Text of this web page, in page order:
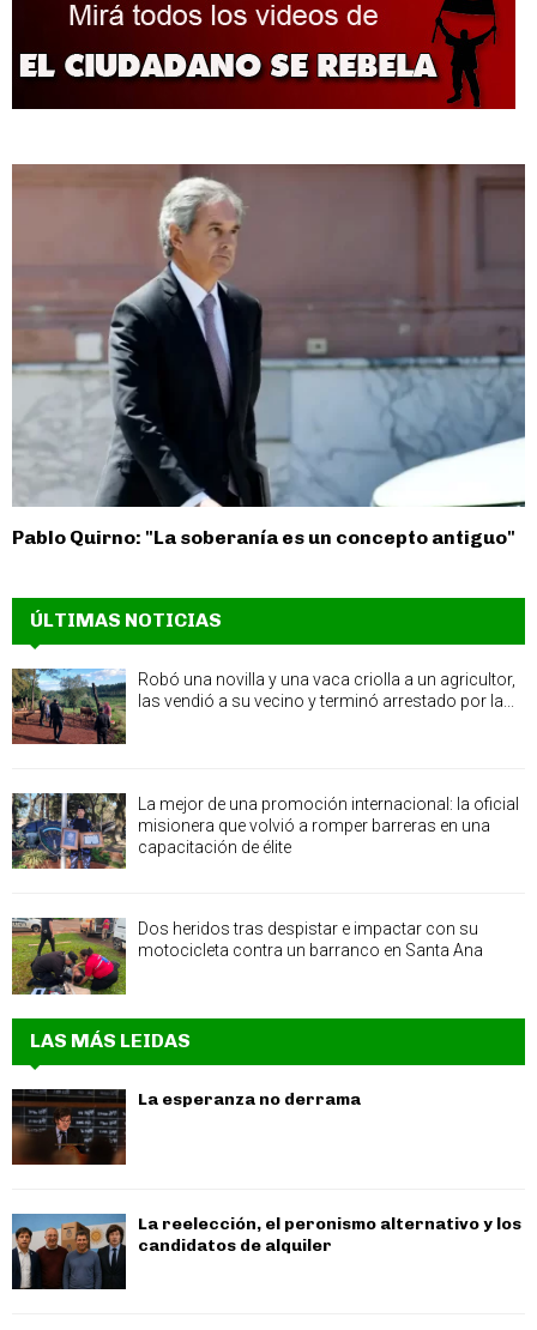
Pablo Quirno: "La soberanía es un concepto antiguo"
ÚLTIMAS NOTICIAS
Robó una novilla y una vaca criolla a un agricultor,
las vendió a su vecino y terminó arrestado por la...
La mejor de una promoción internacional: la oficial
misionera que volvió a romper barreras en una
capacitación de élite
Dos heridos tras despistar e impactar con su
motocicleta contra un barranco en Santa Ana
LAS MÁS LEIDAS
La esperanza no derrama
La reelección, el peronismo alternativo y los
candidatos de alquiler